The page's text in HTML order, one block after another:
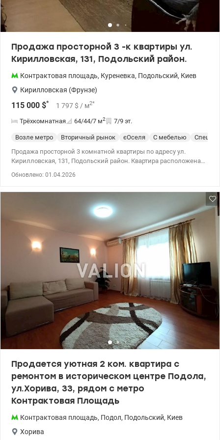
Наталия www.valion.ua/1139172
Продажа просторной 3 -к квартиры ул.
Кирилловская, 131, Подольский район.
Контрактовая площадь, Куреневка, Подольский, Киев
Кирилловская (Фрунзе)
115 000 $* 1 797 $ / м2*
Трёхкомнатная 64/44/7 м2 7/9 эт.
Возле метро Вторичный рынок єОселя С мебелью
Продажа просторной 3 комнатной квартиры по адресу ул.
Кирилловская, 131, Подольский район. Квартира расположена
квартиры – прекрасное жилое. Планировка комнат раздельная,
каждый член семьи будет иметь свое личное пространство.
Большие окна обеспечивают естественное освещение в течение
всего дня. Балкон. Отопление центральное. Установлены
счетчики на воду. Бойлер. По договоренности остается мебель и
техника. Удобное расположение, спокойный район с развитой
инфраструктурой, рядом магазины, аптеки, школы, детские
сады, ТРЦ «Ретровиль», парки, зеленые зоны, Кирилловская
роща, набережная – для прогулок и отдыха. Транспортное
сообщение: ст. метро Тараса Шевченка 5 минут на авто.
Документы готовы к продаже. Право собственности – более 3-х
лет. Цена 115 000 у.е. 0509051192 Алена . valion.ua/1138129
Обновлено: 01.04.2026
Продается уютная 2 ком. квартира с
ремонтом в историческом центре Подола,
ул.Хорива, 33, рядом с метро
Контрактовая Площадь
Контрактовая площадь, Подол, Подольский, Киев
Хорива